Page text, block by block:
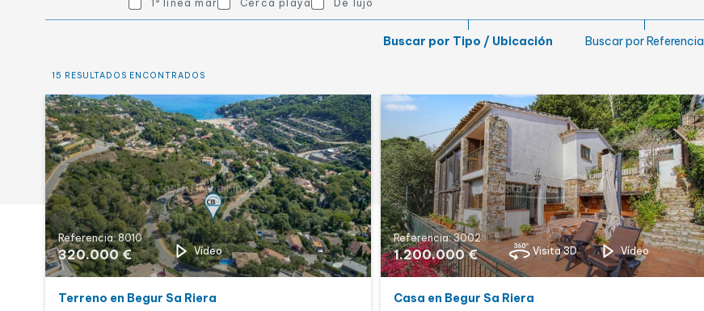
Obra nueva
Otras características
1ª línea mar Cerca playa De lujo
Buscar por Tipo / Ubicación Buscar por Referencia
15 RESULTADOS ENCONTRADOS
Referencia: 8010
320.000 € Vídeo
Terreno en Begur Sa Riera
Referencia: 3002
1.200.000 € Visita 3D Vídeo
Casa en Begur Sa Riera